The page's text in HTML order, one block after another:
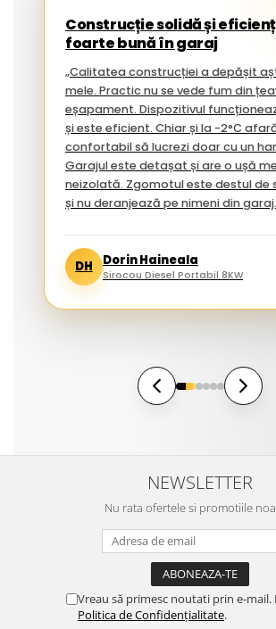
Construcție solidă și
foarte bună în garaj
„Calitatea construcției a depășit
mele. Practic nu se vede fum din țeava de
eșapament. Dispozitivul
și este eficient. Chiar și la -2°C
confortabil să lucrezi doar cu un hanorac.
Garajul este detașat și are o ușă
neizolată. Zgomotul este destul de
și nu deranjează pe nimeni din
DH Dorin Haineala
Sirocou Diesel Portabil 8KW
NEWSLETTER
Nu rata ofertele si promotiile
Vreau să primesc noutati prin e-mail.
Politica de Confidențialitate.